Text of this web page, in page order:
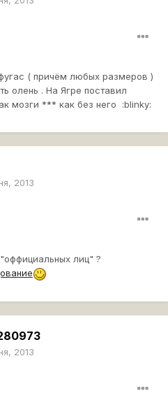
( причём любых размеров )
олень . На Ягре поставил
мозги *** как без него :blinky:
2013
лиц" ?
2013